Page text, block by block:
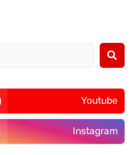
Youtube
Instagram